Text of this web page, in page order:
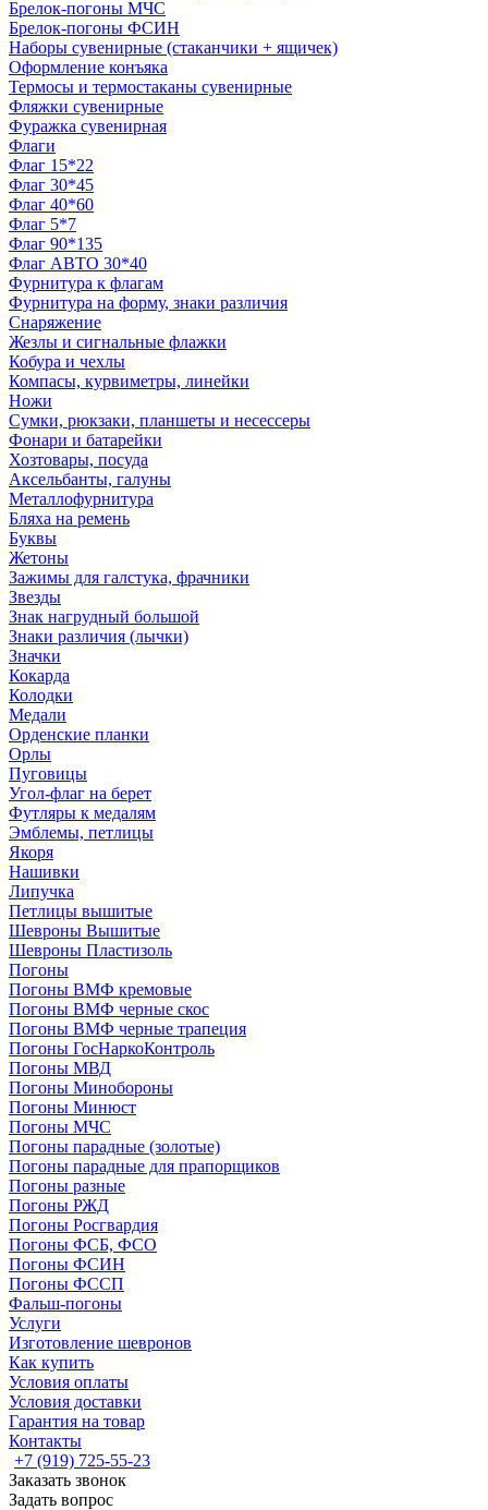
Брелок-погоны МЧС
Брелок-погоны ФСИН
Наборы сувенирные (стаканчики + ящичек)
Оформление конъяка
Термосы и термостаканы сувенирные
Фляжки сувенирные
Фуражка сувенирная
Флаги
Флаг 15*22
Флаг 30*45
Флаг 40*60
Флаг 5*7
Флаг 90*135
Флаг АВТО 30*40
Фурнитура к флагам
Фурнитура на форму, знаки различия
Снаряжение
Жезлы и сигнальные флажки
Кобура и чехлы
Компасы, курвиметры, линейки
Ножи
Сумки, рюкзаки, планшеты и несессеры
Фонари и батарейки
Хозтовары, посуда
Аксельбанты, галуны
Металлофурнитура
Бляха на ремень
Буквы
Жетоны
Зажимы для галстука, фрачники
Звезды
Знак нагрудный большой
Знаки различия (лычки)
Значки
Кокарда
Колодки
Медали
Орденские планки
Орлы
Пуговицы
Угол-флаг на берет
Футляры к медалям
Эмблемы, петлицы
Якоря
Нашивки
Липучка
Петлицы вышитые
Шевроны Вышитые
Шевроны Пластизоль
Погоны
Погоны ВМФ кремовые
Погоны ВМФ черные скос
Погоны ВМФ черные трапеция
Погоны ГосНаркоКонтроль
Погоны МВД
Погоны Минобороны
Погоны Минюст
Погоны МЧС
Погоны парадные (золотые)
Погоны парадные для прапорщиков
Погоны разные
Погоны РЖД
Погоны Росгвардия
Погоны ФСБ, ФСО
Погоны ФСИН
Погоны ФССП
Фальш-погоны
Услуги
Изготовление шевронов
Как купить
Условия оплаты
Условия доставки
Гарантия на товар
Контакты
+7 (919) 725-55-23
Заказать звонок
Задать вопрос